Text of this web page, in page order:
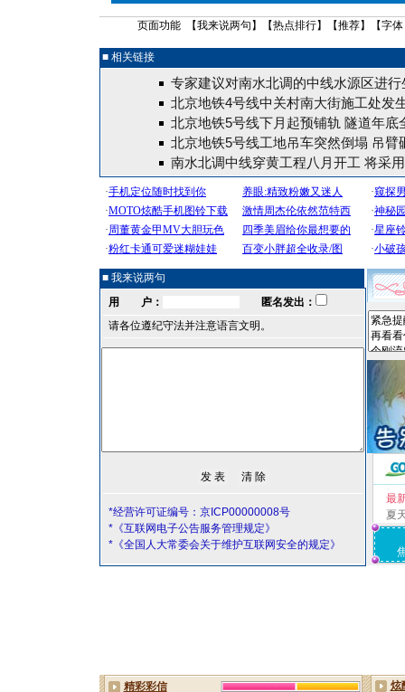
页面功能 【我来说两句 】【热点排行】【推荐】【字体
■ 相关链接
专家建议对南水北调的中线水源区进行
北京地铁4号线中关村南大街施工处发
北京地铁5号线下月起预铺轨 隧道年底
北京地铁5号线工地吊车突然倒塌 吊臂
南水北调中线穿黄工程八月开工 将采
■ 我来说两句
用 户：
匿名发出：
请各位遵纪守法并注意语言文明。
*经营许可证编号：京ICP00000008号
*《互联网电子公告服务管理规定》
*《全国人大常委会关于维护互联网安全的规定》
最
夏